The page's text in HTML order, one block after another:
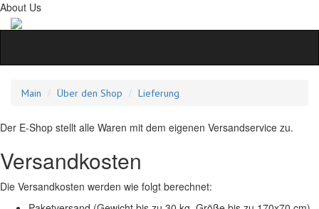
About Us
Main Über den Shop Lieferung
Der E-Shop stellt alle Waren mit dem eigenen Versandservice zu.
Versandkosten
Die Versandkosten werden wie folgt berechnet: